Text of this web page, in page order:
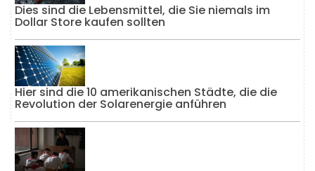
Dies sind die Lebensmittel, die Sie niemals im
Dollar Store kaufen sollten
Hier sind die 10 amerikanischen Städte, die die
Revolution der Solarenergie anführen